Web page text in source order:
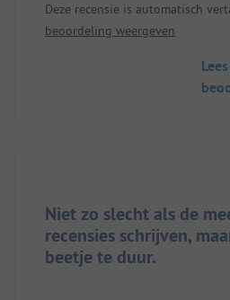
Maar de prijs is veel te hoog
aangeboden.
Geen wifi op de staanplaats.
Waterkraan kapot op de
Deze recensie is automatisch
beoordeling weergeven
Niet zo slecht als de
recensies schrijven,
beetje te duur.